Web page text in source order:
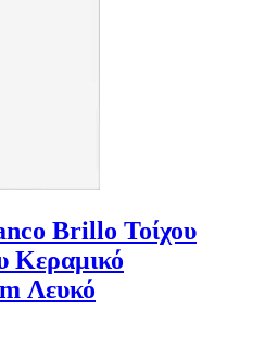
Brillo Τοίχου
Κεραμικό
Λευκό